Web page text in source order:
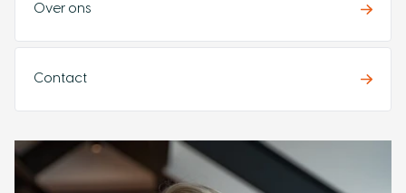
Over ons
Contact